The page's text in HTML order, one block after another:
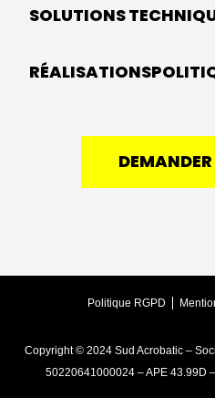
SOLUTIONS
RÉALISATIONS
Politique RGPD
Copyright © 2024 Sud Acrobatic –
50220641000024 – APE 43.99D